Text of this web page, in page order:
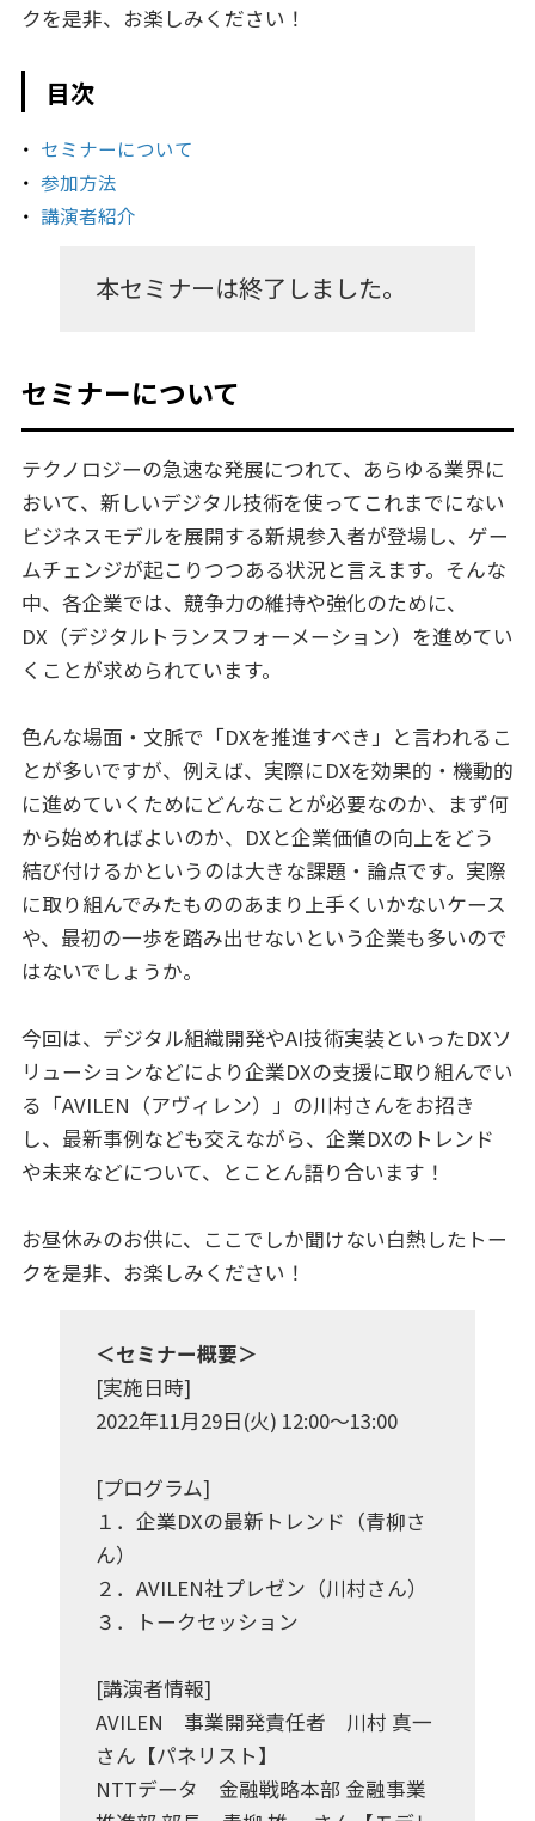
クを是非、お楽しみください！
目次
セミナーについて
参加方法
講演者紹介
本セミナーは終了しました。
セミナーについて
テクノロジーの急速な発展につれて、あらゆる業界に
おいて、新しいデジタル技術を使ってこれまでにない
ビジネスモデルを展開する新規参入者が登場し、ゲー
ムチェンジが起こりつつある状況と言えます。そんな
中、各企業では、競争力の維持や強化のために、
DX（デジタルトランスフォーメーション）を進めてい
くことが求められています。
色んな場面・文脈で「DXを推進すべき」と言われるこ
とが多いですが、例えば、実際にDXを効果的・機動的
に進めていくためにどんなことが必要なのか、まず何
から始めればよいのか、DXと企業価値の向上をどう
結び付けるかというのは大きな課題・論点です。実際
に取り組んでみたもののあまり上手くいかないケース
や、最初の一歩を踏み出せないという企業も多いので
はないでしょうか。
今回は、デジタル組織開発やAI技術実装といったDXソ
リューションなどにより企業DXの支援に取り組んでい
る「AVILEN（アヴィレン）」の川村さんをお招き
し、最新事例なども交えながら、企業DXのトレンド
や未来などについて、とことん語り合います！
お昼休みのお供に、ここでしか聞けない白熱したトー
クを是非、お楽しみください！
＜セミナー概要＞
[実施日時]
2022年11月29日(火) 12:00～13:00
[プログラム]
１．企業DXの最新トレンド（青柳さ
ん）
２．AVILEN社プレゼン（川村さん）
３．トークセッション
[講演者情報]
AVILEN 事業開発責任者 川村 真一
さん【パネリスト】
NTTデータ 金融戦略本部 金融事業